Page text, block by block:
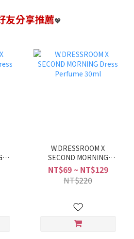
友分享推薦💖
W.DRESSROOM X
SECOND MORNING
Dress Perfume 30ml
NT$69 ~ NT$129
NT$220